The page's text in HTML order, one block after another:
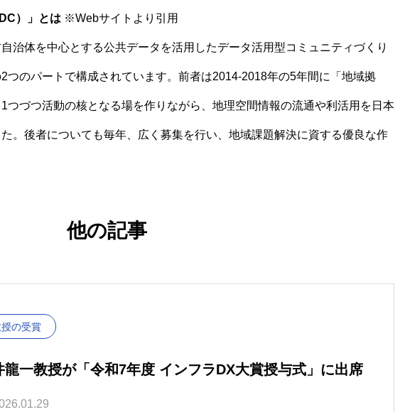
）」とは ※Webサイトより引用
治体を中心とする公共データを活用したデータ活用型コミュニティづくり
つのパートで構成されています。前者は2014-2018年の5年間に「地域拠
つづつ活動の核となる場を作りながら、地理空間情報の流通や利活用を日本
。後者についても毎年、広く募集を行い、地域課題解決に資する優良な作
他の記事
の受賞
龍一教授が「令和7年度 インフラDX大賞授与式」に出席